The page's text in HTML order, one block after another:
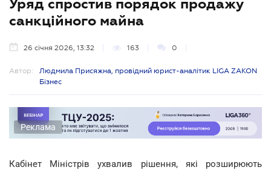
Уряд спростив порядок продажу
санкційного майна
26 січня 2026, 13:32 163 0
Автор:
Людмила Присяжна, провідний юрист-аналітик LIGA ZAKON
Бізнес
Реклама
Кабінет Міністрів ухвалив рішення, які розширюють